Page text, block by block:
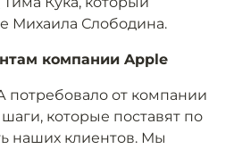
Михаила Слободина.
компании Apple
потребовало от компании
которые поставят по
наших клиентов. Мы